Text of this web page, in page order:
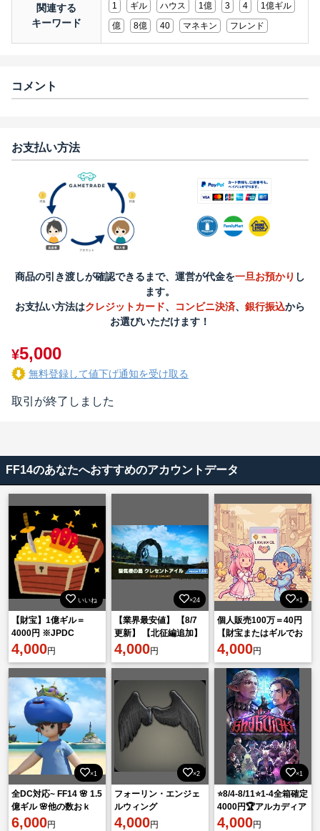
関連する
キーワード
1 ギル ハウス 1億 3 4
1億ギル
億
8億 40 マネキン フレンド
コメント
お支払い方法
商品の引き渡しが確認できるまで、運営が代金を一旦お預かり し
ます。
お支払い方法はクレジットカード、 コンビニ決済、 銀行振込から
お選びいただけます！
¥5,000
無料登録して値下げ通知を受け取る
取引が終了しました
FF14のあなたへおすすめのアカウントデータ
いいね
【財宝】1億ギル＝
4000円 ※JPDC
4,000円
×24
【業界最安値】 【8/7
更新】 【北征編追加】
蜃気楼の島 クレセント
アイル 代行
4,000円
×1
個人販売100万＝40円
【財宝またはギルでお
渡し】
4,000円
×1
全DC対応~ FF14 🌸 1.5
億ギル 🌸他の数おｋ
6,000円
×2
フォーリン・エンジェ
ルウィング
4,000円
×1
⭐8/4-8/11⭐1-4全箱確定
4000円🏆アルカディア
零式 ヘビー級
4,000円